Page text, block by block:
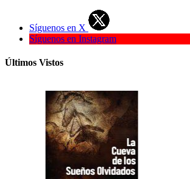
Síguenos en X
Síguenos en Instagram
Últimos Vistos